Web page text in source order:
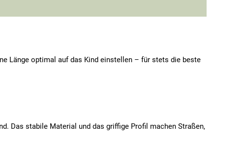
Länge optimal auf das Kind einstellen – für stets die beste
Das stabile Material und das griffige Profil machen Straßen,